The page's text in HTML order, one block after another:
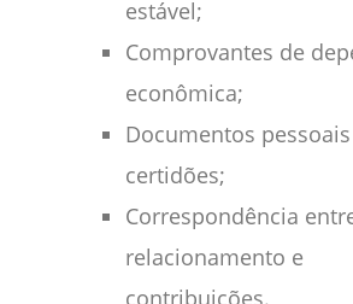
estável;
Comprovantes de
econômica;
Documentos
certidões;
Correspondência
relacionamento e
contribuições.